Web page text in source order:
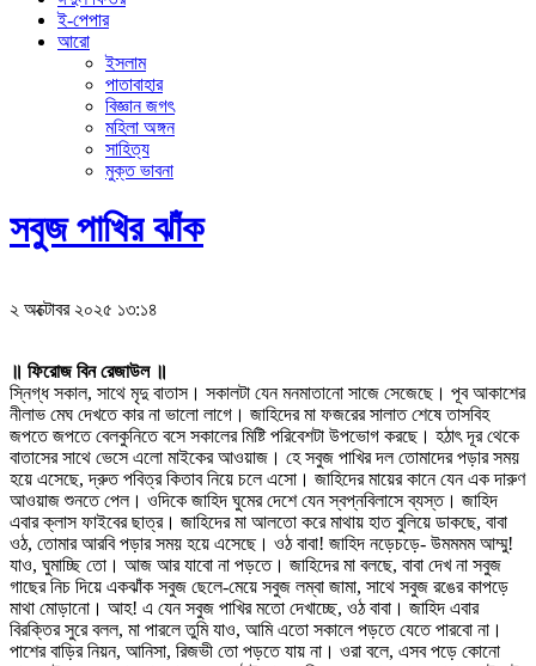
ই-পেপার
আরো
ইসলাম
পাতাবাহার
বিজ্ঞান জগৎ
মহিলা অঙ্গন
সাহিত্য
মুক্ত ভাবনা
সবুজ পাখির ঝাঁক
২ অক্টোবর ২০২৫ ১৩:১৪
॥ ফিরোজ বিন রেজাউল ॥
স্নিগ্ধ সকাল, সাথে মৃদু বাতাস। সকালটা যেন মনমাতানো সাজে সেজেছে। পূব আকাশের
নীলাভ মেঘ দেখতে কার না ভালো লাগে। জাহিদের মা ফজরের সালাত শেষে তাসবিহ
জপতে জপতে বেলকুনিতে বসে সকালের মিষ্টি পরিবেশটা উপভোগ করছে। হঠাৎ দূর থেকে
বাতাসের সাথে ভেসে এলো মাইকের আওয়াজ। হে সবুজ পাখির দল তোমাদের পড়ার সময়
হয়ে এসেছে, দ্রুত পবিত্র কিতাব নিয়ে চলে এসো। জাহিদের মায়ের কানে যেন এক দারুণ
আওয়াজ শুনতে পেল। ওদিকে জাহিদ ঘুমের দেশে যেন স্বপ্নবিলাসে ব্যস্ত। জাহিদ
এবার ক্লাস ফাইবের ছাত্র। জাহিদের মা আলতো করে মাথায় হাত বুলিয়ে ডাকছে, বাবা
ওঠ, তোমার আরবি পড়ার সময় হয়ে এসেছে। ওঠ বাবা! জাহিদ নড়েচড়ে- উমমমম আম্মু!
যাও, ঘুমাচ্ছি তো। আজ আর যাবো না পড়তে। জাহিদের মা বলছে, বাবা দেখ না সবুজ
গাছের নিচ দিয়ে একঝাঁক সবুজ ছেলে-মেয়ে সবুজ লম্বা জামা, সাথে সবুজ রঙের কাপড়ে
মাথা মোড়ানো। আহ! এ যেন সবুজ পাখির মতো দেখাচ্ছে, ওঠ বাবা। জাহিদ এবার
বিরক্তির সুরে বলল, মা পারলে তুমি যাও, আমি এতো সকালে পড়তে যেতে পারবো না।
পাশের বাড়ির নিয়ন, আনিসা, রিজভী তো পড়তে যায় না। ওরা বলে, এসব পড়ে কোনো